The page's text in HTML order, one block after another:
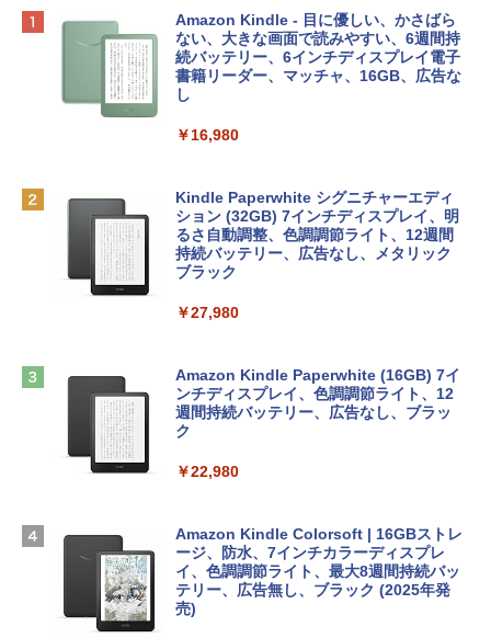
Apple 2026 MacBook Neo A18 Proチッ
プ搭載13インチノートブック：AIとAppl
e Intelligenceのために設計、Liquid Ret
inaディスプレイ、8GBユニファイドメモ
リ、512GB SSDストレージ、1080p Fac
ゴ
tomtoc 360°保護 15.6 16インチ パソコ
ンケース Dell NEC Lavie ASUS HP dyna
book Lenovo対応
￥2,952
Apple 2026 MacBook Air M5チップ搭載
13インチノートブック：AIとApple Intell
igence、13.6インチLiquid Retinaディ
スプレイ、16GBユニファイドメモリ、51
レームカメラ、日本語キーボード、Touc
￥224,800
【Amazon.co.jp限定】 HP ノートパソコ
ン 15-fd 15.6インチ 16GBメモリ 512GB
Robloxギフトカード - 800 Robux 【限
定バーチャルアイテムを含む】 【オンラ
インゲームコード】 ロブロックス | オン
ラインコード版
定バーチャルアイテムを含む】 【オンラ
インゲームコード】 ロブロックス |オン
ラインコード版
￥1,600
ows11、10/mac対応|PC2台
￥39,582
Robloxギフトカード - 2,000 Robux 【限
ラインコード版
￥3,200
生成AIパスポート公式テキスト 第４版
￥1,766
ズ (はぴーイラストLabo)
￥480
bデザイン入門講座［第2版］
ClaudeCode いちばんやさしい 教科書:
方 マニュアル AI副業にもコンテンツ作成
￥99
FM TOWNS ハイパー・カタログ: 本体ハ
Amazon Kindle - 目に優しい、かさばら
ない、大きな画面で読みやすい、6週間持
続バッテリー、6インチディスプレイ電子
書籍リーダー、マッチャ、16GB、広告な
し
￥16,980
Kindle Paperwhite シグニチャーエディ
ション (32GB) 7インチディスプレイ、明
るさ自動調整、色調調節ライト、12週間
持続バッテリー、広告なし、メタリック
ブラック
￥27,980
Amazon Kindle Paperwhite (16GB) 7イ
ンチディスプレイ、色調調節ライト、12
週間持続バッテリー、広告なし、ブラッ
ク
￥22,980
Amazon Kindle Colorsoft | 16GBストレ
ージ、防水、7インチカラーディスプレ
イ、色調調節ライト、最大8週間持続バッ
テリー、広告無し、ブラック (2025年発
売)